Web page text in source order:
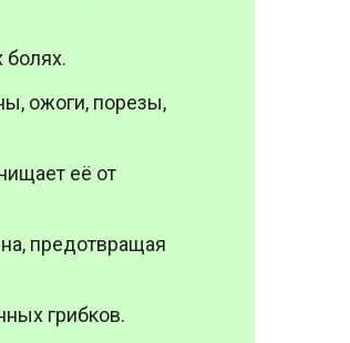
ожоги, порезы,
её от
предотвращая
грибков.